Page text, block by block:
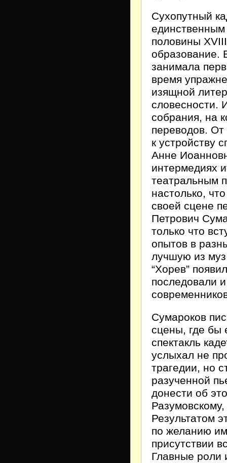
Сухопутный
половины
образование.
занимала
время
изящной
словесности.
собрания, на
переводов. От
к устройству
Анне
интермедиях
театральным
настолько,
своей сцене
Петрович
только что
опытов в
лучшую из муз
“Хорев”
последовали
Сумароков
сцены, где бы
спектакль
услыхал не
трагедии, но
разученной
донести об
Результатом
по желанию
присутствии
Главные роли